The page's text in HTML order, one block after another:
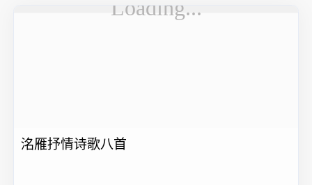
洺雁抒情诗歌八首